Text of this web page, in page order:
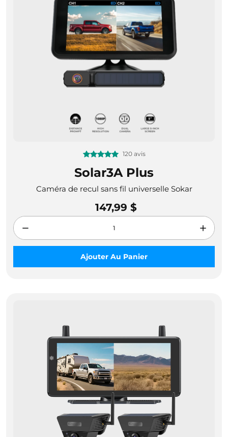
120 avis
Solar3A Plus
Caméra de recul sans fil universelle Sokar
147,99 $
Ajouter Au Panier